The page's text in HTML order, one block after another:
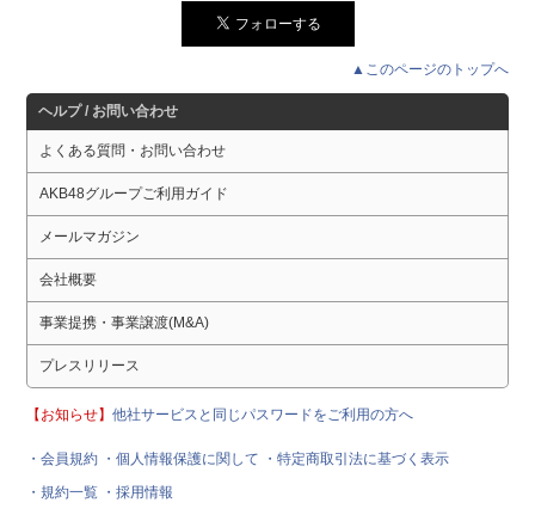
▲このページのトップへ
ヘルプ / お問い合わせ
よくある質問・お問い合わせ
AKB48グループご利用ガイド
メールマガジン
会社概要
事業提携・事業譲渡(M&A)
プレスリリース
【お知らせ】他社サービスと同じパスワードをご利用の方へ
・会員規約 ・個人情報保護に関して
・特定商取引法に基づく表示
・規約一覧 ・採用情報